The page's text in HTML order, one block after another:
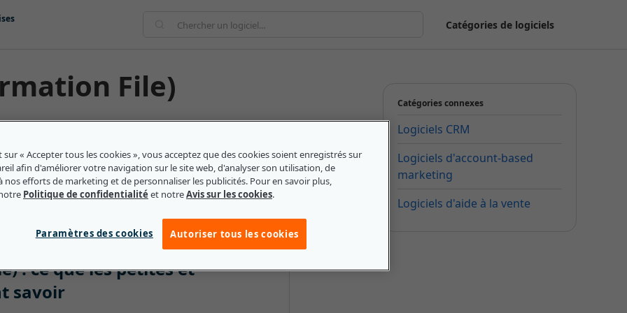
Catégories de logiciels
File)
un dossier électronique qui contient les données
et leurs achats précédents. Les informations
d'autres données sur les clients telles que
comptes supplémentaires éventuellement ouverts
: ce que les petites et
savoir
Catégories connexes
Logiciels CRM
Logiciels d'account-based
marketing
Logiciels d'aide à la vente
sur « Accepter tous les cookies », vous acceptez que des cookies soient enregistrés sur
afin d'améliorer votre navigation sur le site web, d'analyser son utilisation, de
nos efforts de marketing et de personnaliser les publicités. Pour en savoir plus,
Politique de confidentialité et notreAvis sur les cookies.
Paramètres des cookies Autoriser tous les cookies